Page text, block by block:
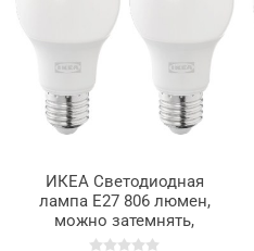
ИКЕА Светодиодная
лампа E27 806 люмен,
можно затемнять,
опаловый шарик, белый